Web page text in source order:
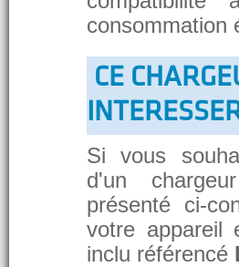
consommation
CE
Si vous
d'un
présenté ci-
votre appareil
inclu référencé